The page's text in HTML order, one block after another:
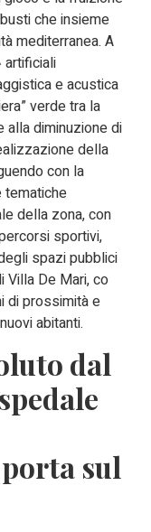
che insieme
mediterranea. A
artificiali
e acustica
verde tra la
alla diminuzione di
della
con la
tematiche
della zona, con
sportivi,
spazi pubblici
Villa De Mari, co
di prossimità e
abitanti.
dal
sul